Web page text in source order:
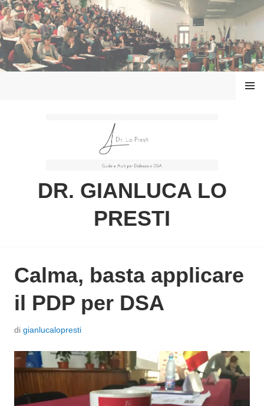
Vai
al
contenuto
DR. GIANLUCA LO
PRESTI
MENU
Calma, basta applicare
il PDP per DSA
P
s
t
t
di gianlucalopresti